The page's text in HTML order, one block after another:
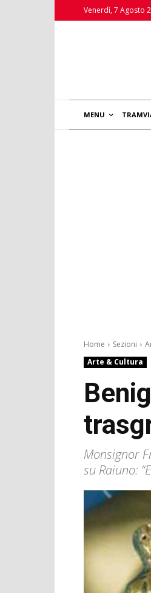
Venerdì, 7 Agosto
MENU
Home Sezioni
Arte & Cultura
Monsignor
su Raiuno: